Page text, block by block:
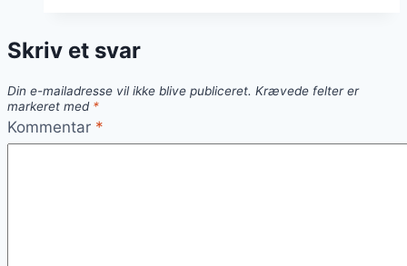
god
Skriv et svar
Din e-mailadresse vil ikke blive publiceret. Krævede felter er
markeret med *
Kommentar *